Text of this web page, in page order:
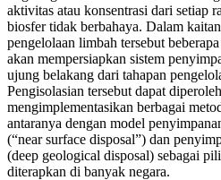
aktivitas atau konsentrasi dari setiap
biosfer tidak berbahaya. Dalam
pengelolaan limbah tersebut
akan mempersiapkan sistem
ujung belakang dari tahapan
Pengisolasian tersebut dapat
mengimplementasikan berbagai
antaranya dengan model
(“near surface disposal”) dan
(deep geological disposal) sebagai
diterapkan di banyak negara.